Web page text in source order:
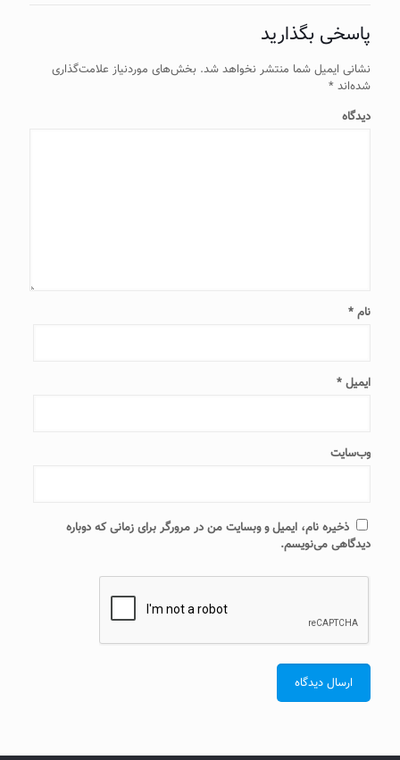
پاسخی بگذارید
نشانی ایمیل شما منتشر نخواهد شد. بخش‌های موردنیاز علامت‌گذاری
شده‌اند *
دیدگاه
نام *
ایمیل *
وب‌سایت
ذخیره نام، ایمیل و وبسایت من در مرورگر برای زمانی که دوباره
دیدگاهی می‌نویسم.